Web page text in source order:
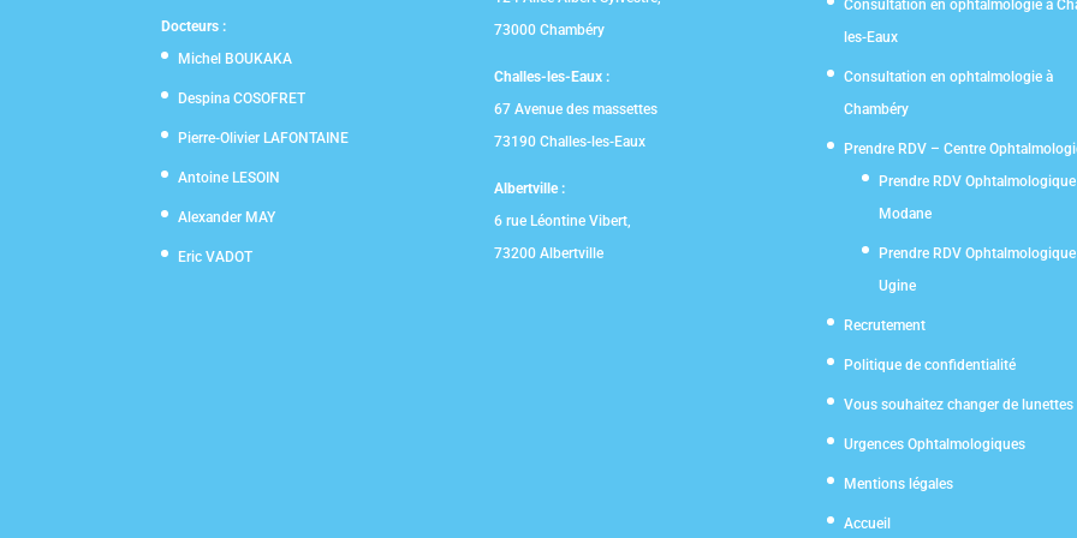
Docteurs :
Michel BOUKAKA
Despina COSOFRET
Pierre-Olivier LAFONTAINE
Antoine LESOIN
Alexander MAY
Eric VADOT
73000 Chambéry
Challes-les-Eaux :
67 Avenue des massettes
73190 Challes-les-Eaux
Albertville :
6 rue Léontine Vibert,
73200 Albertville
Consultation en ophtalmologie à
les-Eaux
Consultation en ophtalmologie à
Chambéry
Prendre RDV – Centre
Prendre RDV
Modane
Prendre RDV
Ugine
Recrutement
Politique de confidentialité
Vous souhaitez changer de lunettes
Urgences Ophtalmologiques
Mentions légales
Accueil